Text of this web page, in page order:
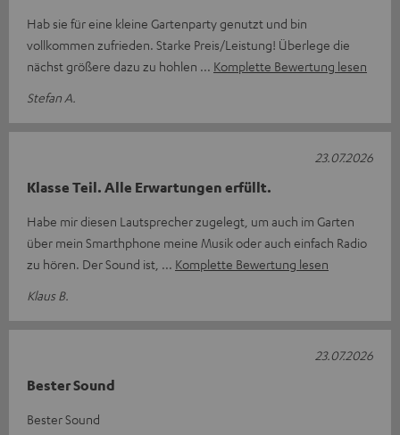
Hab sie für eine kleine Gartenparty genutzt und bin
vollkommen zufrieden. Starke Preis/Leistung! Überlege die
nächst größere dazu zu hohlen
Komplette Bewertung lesen
Stefan A.
Klasse Teil. Alle Erwartungen erfüllt.
Habe mir diesen Lautsprecher zugelegt, um auch im Garten
über mein Smarthphone meine Musik oder auch einfach Radio
zu hören. Der Sound ist,
Komplette Bewertung lesen
Klaus B.
23.07.2026
Bester Sound
Bester Sound
23.07.2026